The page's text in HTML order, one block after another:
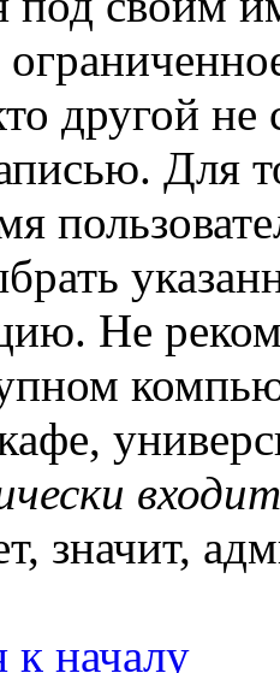
другой не
Для
Не
значит,
к началу